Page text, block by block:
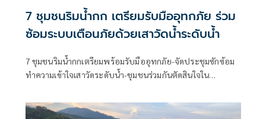
7 ชุมชนริมน้ำกก เตรียมรับมืออุทกภัย ร่วม
ซ้อมระบบเตือนภัยด้วยเสาวัดน้ำระดับน้ำ
7 ชุมชนริมน้ำกกเตรียมพร้อมรับมืออุทกภัย-จัดประชุมซักซ้อม
ทำความเข้าใจเสาวัดระดับน้ำ-ชุมชนร่วมกันตัดสินใจใน
ข้อมูล